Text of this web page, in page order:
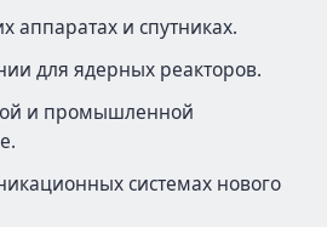
аппаратах и спутниках.
для ядерных реакторов.
и промышленной
системах нового